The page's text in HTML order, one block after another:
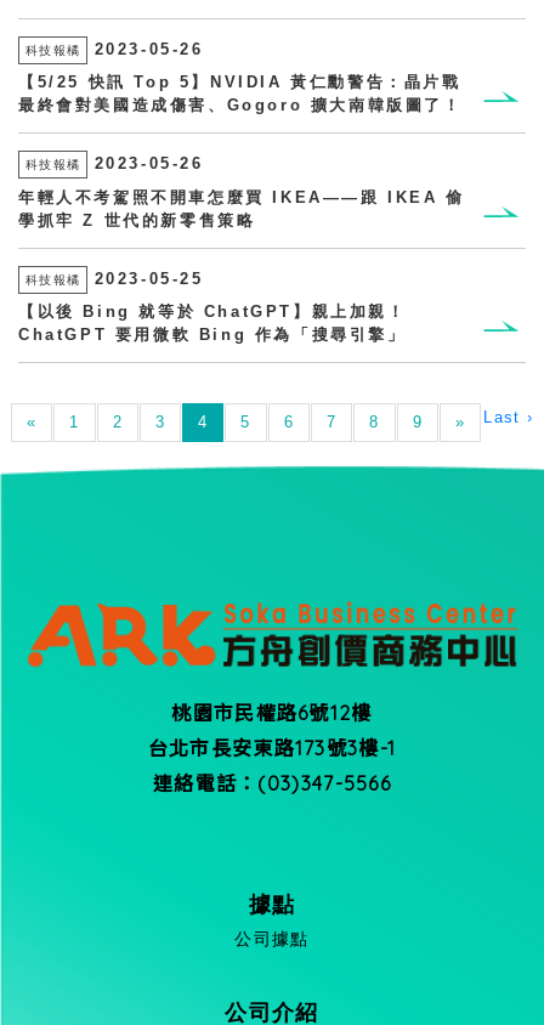
科技報橘
2023-05-26
【5/25 快訊 Top 5】NVIDIA 黃仁勳警告：晶片戰
最終會對美國造成傷害、Gogoro 擴大南韓版圖了！
科技報橘
2023-05-26
年輕人不考駕照不開車怎麼買 IKEA——跟 IKEA 偷
學抓牢 Z 世代的新零售策略
科技報橘
2023-05-25
【以後 Bing 就等於 ChatGPT】親上加親！
ChatGPT 要用微軟 Bing 作為「搜尋引擎」
« 1 2 3 4 5 6 7 8 9 » Last ›
桃園市民權路6號12樓
台北市長安東路173號3樓-1
連絡電話：(03)347-5566
據點
公司據點
公司介紹